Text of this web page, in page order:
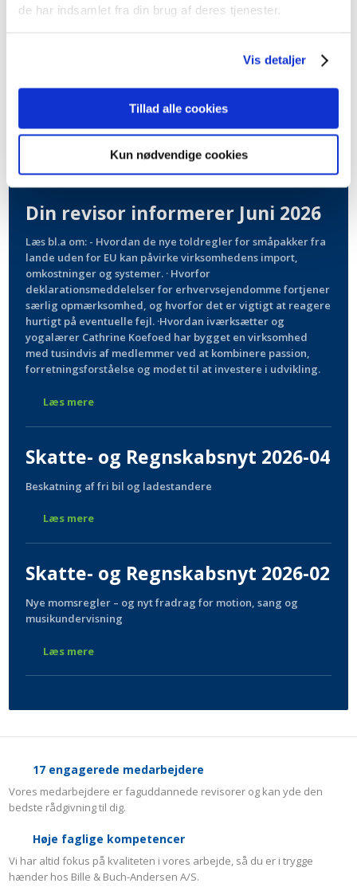
de har indsamlet fra din brug af deres tjenester.
Vis detaljer
Tillad alle cookies
Kun nødvendige cookies
Din revisor informerer Juni 2026
Læs bl.a om: - Hvordan de nye toldregler for småpakker fra
lande uden for EU kan påvirke virksomhedens import,
omkostninger og systemer. · Hvorfor
deklarationsmeddelelser for erhvervsejendomme fortjener
særlig opmærksomhed, og hvorfor det er vigtigt at reagere
hurtigt på eventuelle fejl. ·Hvordan iværksætter og
yogalærer Cathrine Koefoed har bygget en virksomhed
med tusindvis af medlemmer ved at kombinere passion,
forretningsforståelse og modet til at investere i udvikling.
Læs mere
Skatte- og Regnskabsnyt 2026-04
Beskatning af fri bil og ladestandere
Læs mere
Skatte- og Regnskabsnyt 2026-02
Nye momsregler – og nyt fradrag for motion, sang og
musikundervisning
Læs mere
17 engagerede medarbejdere
Vores medarbejdere er faguddannede revisorer og kan yde den
bedste rådgivning til dig.
Høje faglige kompetencer
Vi har altid fokus på kvaliteten i vores arbejde, så du er i trygge
hænder hos Bille & Buch-Andersen A/S.